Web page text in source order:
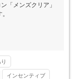
「メンズクリア」
インセンティブ